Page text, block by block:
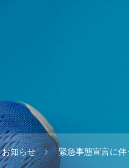
お知らせ 緊急事態宣言に